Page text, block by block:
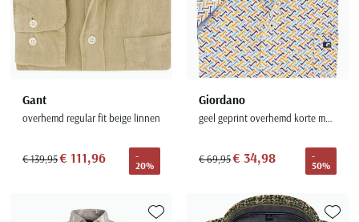
Gant
overhemd regular fit beige linnen
€ 139,95€ 111,96
-
20%
Giordano
geel geprint overhemd korte mouw wijde fit katoen
€ 69,95€ 34,98
-
50%